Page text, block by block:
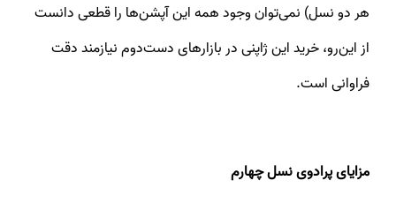
هر دو نسل) نمی‌توان وجود همه این آپشن‌ها را قطعی دانست
از این‌رو، خرید این ژاپنی در بازارهای دست‌دوم‌ نیازمند دقت
فراوانی است.
مزایای پرادوی نسل چهارم